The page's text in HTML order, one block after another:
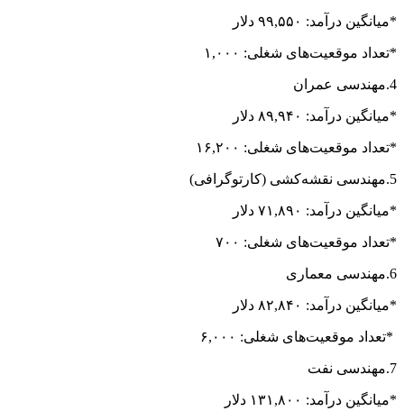
*میانگین درآمد: ۹۹,۵۵۰ دلار
*تعداد موقعیت‌های شغلی: ۱,۰۰۰
4.مهندسی عمران
*میانگین درآمد: ۸۹,۹۴۰ دلار
*تعداد موقعیت‌های شغلی: ۱۶,۲۰۰
5.مهندسی نقشه‌کشی (کارتوگرافی)
*میانگین درآمد: ۷۱,۸۹۰ دلار
*تعداد موقعیت‌های شغلی: ۷۰۰
6.مهندسی معماری
*میانگین درآمد: ۸۲,۸۴۰ دلار
*تعداد موقعیت‌های شغلی: ۶,۰۰۰
7.مهندسی نفت
*میانگین درآمد: ۱۳۱,۸۰۰ دلار